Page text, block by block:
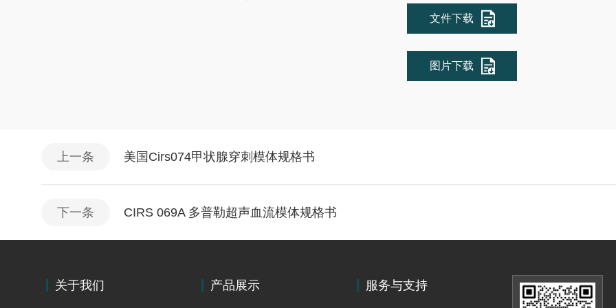
文件下载
图片下载
上一条 美国Cirs074甲状腺穿刺模体规格书
下一条 CIRS 069A 多普勒超声血流模体规格书
关于我们 产品展示 服务与支持